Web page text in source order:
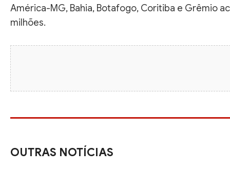
América-MG, Bahia, Botafogo, Coritiba e Grêmio
milhões.
OUTRAS NOTÍCIAS